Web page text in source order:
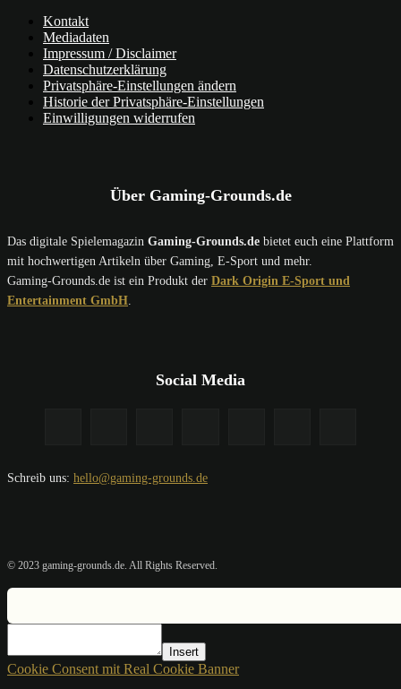
Kontakt
Mediadaten
Impressum / Disclaimer
Datenschutzerklärung
Privatsphäre-Einstellungen ändern
Historie der Privatsphäre-Einstellungen
Einwilligungen widerrufen
Über Gaming-Grounds.de
Das digitale Spielemagazin Gaming-Grounds.de bietet euch eine Plattform
mit hochwertigen Artikeln über Gaming, E-Sport und mehr.
Gaming-Grounds.de ist ein Produkt der Dark Origin E-Sport und
Entertainment GmbH
Social Media
Schreib uns: hello@gaming-grounds.de
© 2023 gaming-grounds.de. All Rights Reserved.
Insert
Cookie Consent mit Real Cookie Banner